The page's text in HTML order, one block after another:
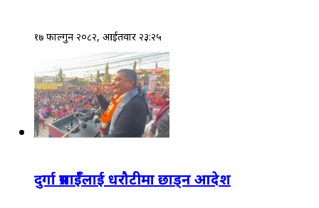
१७ फाल्गुन २०८२, आईतवार २३:२५
दुर्गा प्रसाईँलाई धरौटीमा छाड्न आदेश